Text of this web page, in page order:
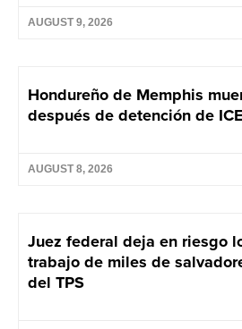
AUGUST 9, 2026
Hondureño de Memphis
después de detención de ICE
AUGUST 8, 2026
Juez federal deja en riesgo
trabajo de miles de
del TPS